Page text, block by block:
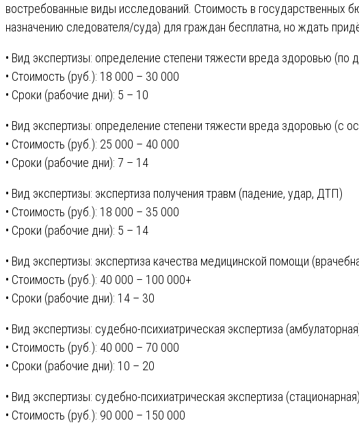
востребованные виды исследований. Стоимость в государственных
назначению следователя/суда) для граждан бесплатна, но ждать
• Вид экспертизы: определение степени тяжести вреда здоровью (по
• Стоимость (руб.): 18 000 – 30 000
• Сроки (рабочие дни): 5 – 10
• Вид экспертизы: определение степени тяжести вреда здоровью (с
• Стоимость (руб.): 25 000 – 40 000
• Сроки (рабочие дни): 7 – 14
• Вид экспертизы: экспертиза получения травм (падение, удар, ДТП)
• Стоимость (руб.): 18 000 – 35 000
• Сроки (рабочие дни): 5 – 14
• Вид экспертизы: экспертиза качества медицинской помощи
• Стоимость (руб.): 40 000 – 100 000+
• Сроки (рабочие дни): 14 – 30
• Вид экспертизы: судебно-психиатрическая экспертиза
• Стоимость (руб.): 40 000 – 70 000
• Сроки (рабочие дни): 10 – 20
• Вид экспертизы: судебно-психиатрическая экспертиза (стационарная)
• Стоимость (руб.): 90 000 – 150 000